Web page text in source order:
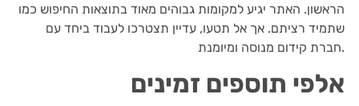
הראשון. האתר יגיע למקומות גבוהים מאוד בתוצאות החיפוש כמו
שתמיד רציתם. אך אל תטעו, עדיין תצטרכו לעבוד ביחד עם
חברת קידום מנוסה ומיומנת.
אלפי תוספים זמינים